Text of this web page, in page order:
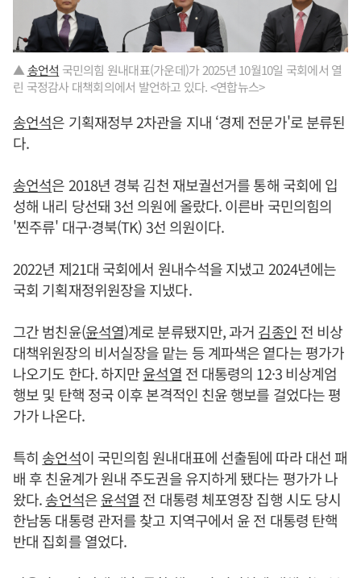
▲송언석 국민의힘 원내대표(가운데)가 2025년 10월10일 국회에서 열
린 국정감사 대책회의에서 발언하고 있다. <연합뉴스>
송언석은 기획재정부 2차관을 지내 ‘경제 전문가'로 분류된
다.
송언석은 2018년 경북 김천 재보궐선거를 통해 국회에 입
성해 내리 당선돼 3선 의원에 올랐다. 이른바 국민의힘의
'찐주류' 대구·경북(TK) 3선 의원이다.
2022년 제21대 국회에서 원내수석을 지냈고 2024년에는
국회 기획재정위원장을 지냈다.
그간 범친윤(윤석열)계로 분류됐지만, 과거 김종인 전 비상
대책위원장의 비서실장을 맡는 등 계파색은 옅다는 평가가
나오기도 한다. 하지만윤석열 전 대통령의 12·3 비상계엄
행보 및 탄핵 정국 이후 본격적인 친윤 행보를 걸었다는 평
가가 나온다.
특히 송언석이 국민의힘 원내대표에 선출됨에 따라 대선 패
배 후 친윤계가 원내 주도권을 유지하게 됐다는 평가가 나
왔다.송언석은윤석열 전 대통령 체포영장 집행 시도 당시
한남동 대통령 관저를 찾고 지역구에서 윤 전 대통령 탄핵
반대 집회를 열었다.